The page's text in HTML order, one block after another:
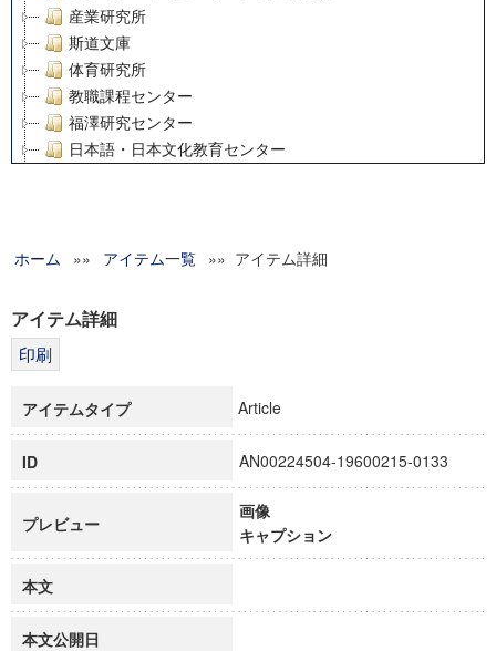
産業研究所
斯道文庫
体育研究所
教職課程センター
福澤研究センター
日本語・日本文化教育センター
グローバルリサーチインスティテュート
科学研究費補助金研究成果報告書
博士課程教育リーディングプログラム「超成熟社会発展のサ
ホーム »» アイテム一覧 »» アイテム詳細
アイテム詳細
アイテムタイプ Article
ID AN00224504-19600215-0133
プレビュー
画像
キャプション
本文
本文公開日